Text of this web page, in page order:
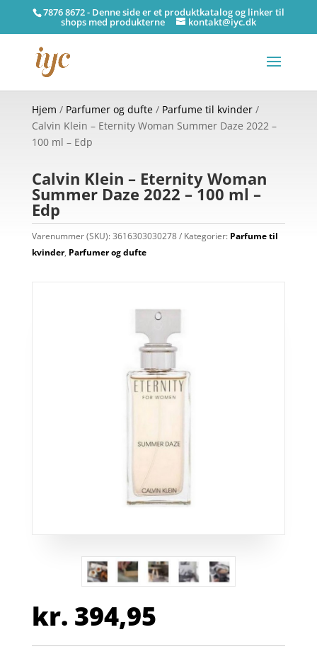
7876 8672 - Denne side er et produktkatalog og linker til
shops med produkterne kontakt@iyc.dk
Hjem / Parfumer og dufte/ Parfume til kvinder/
Calvin Klein – Eternity Woman Summer Daze 2022 –
100 ml – Edp
Calvin Klein – Eternity Woman
Summer Daze 2022 – 100 ml –
Edp
Varenummer (SKU):3616303030278 Kategorier: Parfume til
kvinder, Parfumer og dufte
kr. 394,95